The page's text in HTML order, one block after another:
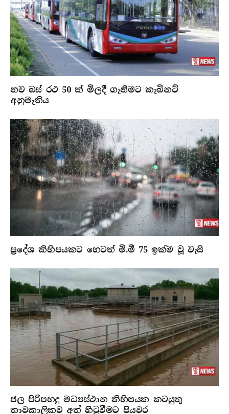
නව බස් රථ 50 ක් මිලදී ගැනීමට කැබිනට්
අනුමැතිය
ප්‍රදේශ කිහිපයකට හෙටත් මි.මී 75 ඉක්ම වූ වැසි
ජල පිරිපහදු මධ්‍යස්ථාන කිහිපයක කටයුතු
තාවකාලිකව අත් හිටුවීමට පියවර